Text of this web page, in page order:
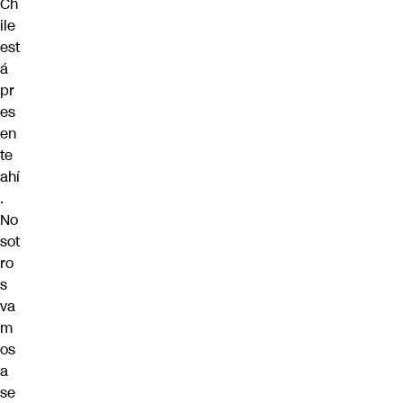
ile
est
á
pr
es
en
te
ahí
.
No
sot
ro
s
va
m
os
a
se